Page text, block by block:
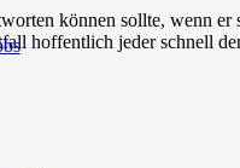
können sollte, wenn
hoffentlich jeder schnell